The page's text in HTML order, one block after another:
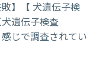
】【 犬遺伝子検
遺伝子検査
じで調査されてい